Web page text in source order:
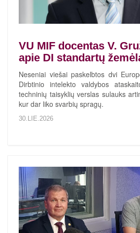
VU MIF docentas V.
apie DI standartų
Neseniai viešai paskelbtos dvi
Dirbtinio intelekto valdybos
techninių taisyklių verslas sulauks
kur dar liko svarbių spragų.
30.LIE.2026